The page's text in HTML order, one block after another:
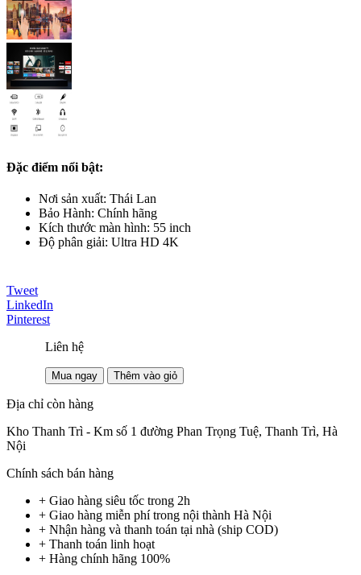
Đặc điểm nổi bật:
Nơi sản xuất: Thái Lan
Bảo Hành: Chính hãng
Kích thước màn hình: 55 inch
Độ phân giải: Ultra HD 4K
Tweet
LinkedIn
Pinterest
Liên hệ
Mua ngay Thêm vào giỏ
Địa chỉ còn hàng
Kho Thanh Trì - Km số 1 đường Phan Trọng Tuệ, Thanh Trì, Hà
Nội
Chính sách bán hàng
+ Giao hàng siêu tốc trong 2h
+ Giao hàng miễn phí trong nội thành Hà Nội
+ Nhận hàng và thanh toán tại nhà (ship COD)
+ Thanh toán linh hoạt
+ Hàng chính hãng 100%